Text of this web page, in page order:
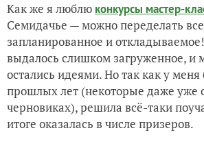
Желанный приз от Husqvarna
"Дикие" салфетки
Приз за второе место в конкурсе
Как же я люблю конкурсы мастер-
Семидачье — можно переделать
запланированное и
выдалось слишком загруженное, и
остались идеями. Но так как у
прошлых лет (некоторые даже уже
черновиках), решила всё-таки
итоге оказалась в числе призеров.